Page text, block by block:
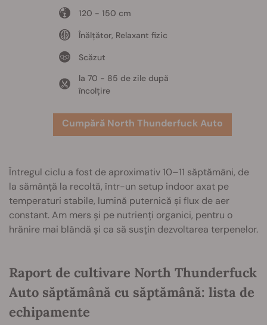
120 - 150 cm
Înălțător, Relaxant fizic
Scăzut
la 70 - 85 de zile după
încolțire
Cumpără North Thunderfuck Auto
Întregul ciclu a fost de aproximativ 10–11 săptămâni, de
la sămânță la recoltă, într-un setup indoor axat pe
temperaturi stabile, lumină puternică și flux de aer
constant. Am mers și pe nutrienți organici, pentru o
hrănire mai blândă și ca să susțin dezvoltarea terpenelor.
Raport de cultivare North Thunderfuck
Auto săptămână cu săptămână: lista de
echipamente